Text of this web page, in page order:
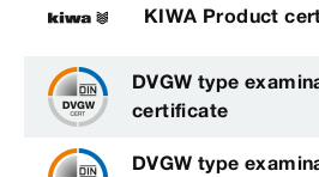
KIWA Product
DVGW type
certificate
DVGW type